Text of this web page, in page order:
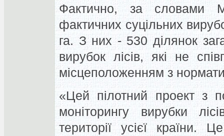
Фактично, за словами
фактичних суцільних
га. З них - 530 ділянок
вирубок лісів, які не
місцеположенням з
«Цей пілотний проект з
моніторингу вирубки
території усієї країни.